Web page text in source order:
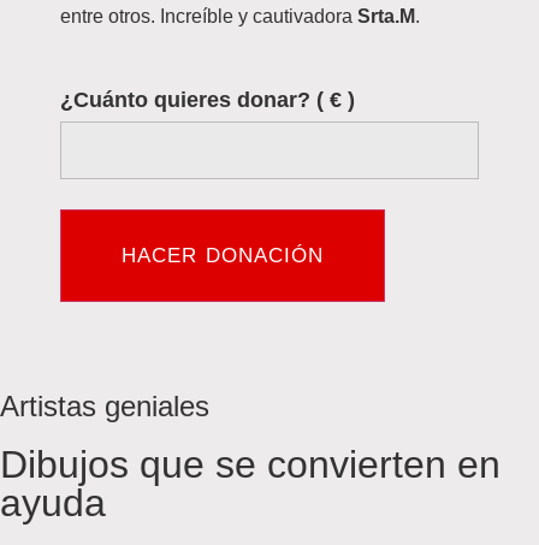
entre otros. Increíble y cautivadora Srta.M.
¿Cuánto quieres donar? ( € )
HACER DONACIÓN
Artistas geniales
Dibujos que se convierten en
ayuda